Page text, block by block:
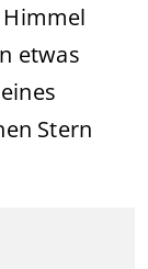
etwas
Stern